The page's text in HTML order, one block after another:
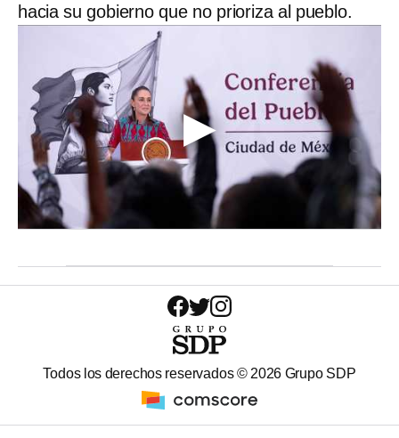
hacia su gobierno que no prioriza al pueblo.
Todos los derechos reservados © 2026 Grupo SDP